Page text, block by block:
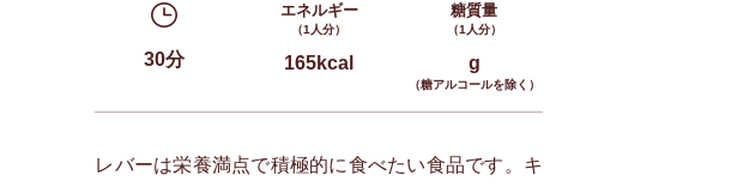
30分
エネルギー
（1人分）
165kcal
糖質量
（1人分）
g
（糖アルコールを除く）
レバーは栄養満点で積極的に食べたい食品です。キ